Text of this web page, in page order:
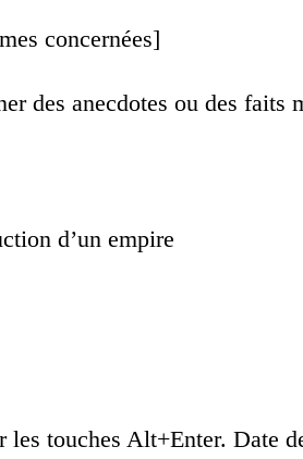
concernées]
des anecdotes ou des faits
d’un empire
touches Alt+Enter. Date